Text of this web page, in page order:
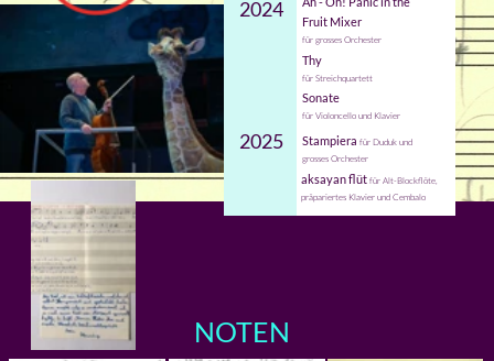
Let my people go
gemischter Chor
Courante
5 Congas
(Bach)
hands and feet
Klavier und Body-Percussion